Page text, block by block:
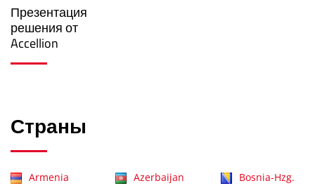
Презентация
решения от
Accellion
Страны
Armenia Azerbaijan
Bosnia-Hzg.